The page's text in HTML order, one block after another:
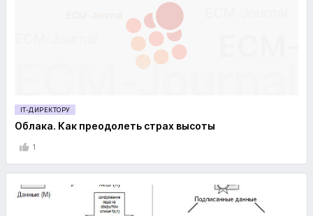
IT-ДИРЕКТОРУ
Облака. Как преодолеть страх высоты
1